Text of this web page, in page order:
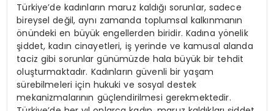
Türkiye’de kadınların maruz kaldığı sorunlar, sadece
bireysel değil, aynı zamanda toplumsal kalkınmanın
önündeki en büyük engellerden biridir. Kadına yönelik
şiddet, kadın cinayetleri, iş yerinde ve kamusal alanda
taciz gibi sorunlar günümüzde hala büyük bir tehdit
oluşturmaktadır. Kadınların güvenli bir yaşam
sürebilmeleri için hukuki ve sosyal destek
mekanizmalarının güçlendirilmesi gerekmektedir.